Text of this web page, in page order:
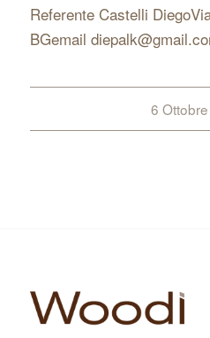
Referente Castelli
BGemail
6